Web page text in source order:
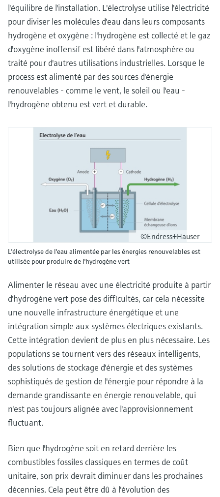
l'équilibre de l'installation. L'électrolyse utilise l'électricité
pour diviser les molécules d'eau dans leurs composants
hydrogène et oxygène : l'hydrogène est collecté et le gaz
d'oxygène inoffensif est libéré dans l'atmosphère ou
traité pour d'autres utilisations industrielles. Lorsque le
process est alimenté par des sources d'énergie
renouvelables - comme le vent, le soleil ou l'eau -
l'hydrogène obtenu est vert et durable.
©Endress+Hauser
L'électrolyse de l'eau alimentée par les énergies renouvelables est
utilisée pour produire de l'hydrogène vert
Alimenter le réseau avec une électricité produite à partir
d'hydrogène vert pose des difficultés, car cela nécessite
une nouvelle infrastructure énergétique et une
intégration simple aux systèmes électriques existants.
Cette intégration devient de plus en plus nécessaire. Les
populations se tournent vers des réseaux intelligents,
des solutions de stockage d'énergie et des systèmes
sophistiqués de gestion de l'énergie pour répondre à la
demande grandissante en énergie renouvelable, qui
n'est pas toujours alignée avec l'approvisionnement
fluctuant.
Bien que l'hydrogène soit en retard derrière les
combustibles fossiles classiques en termes de coût
unitaire, son prix devrait diminuer dans les prochaines
décennies. Cela peut être dû à l'évolution des